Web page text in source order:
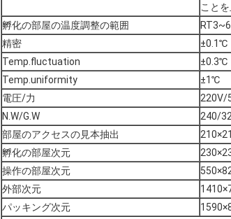
こと
孵化の部屋の温度調整の範囲
精密
±0.1℃
Temp.fluctuation
±0.3℃
Temp.uniformity
±1℃
電圧/力
220V/
N.W/G.W
240/
部屋のアクセスの見本抽出
孵化の部屋次元
操作の部屋次元
外部次元
パッキング次元